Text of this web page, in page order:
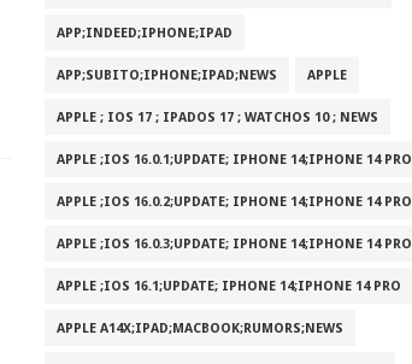
APP;INDEED;IPHONE;IPAD
APP;SUBITO;IPHONE;IPAD;NEWS APPLE
APPLE ; IOS 17 ; IPADOS 17 ; WATCHOS 10 ; NEWS
APPLE ;IOS 16.0.1;UPDATE; IPHONE 14;IPHONE 14 PRO
APPLE ;IOS 16.0.2;UPDATE; IPHONE 14;IPHONE 14 PRO
APPLE ;IOS 16.0.3;UPDATE; IPHONE 14;IPHONE 14 PRO
APPLE ;IOS 16.1;UPDATE; IPHONE 14;IPHONE 14 PRO
APPLE A14X;IPAD;MACBOOK;RUMORS;NEWS